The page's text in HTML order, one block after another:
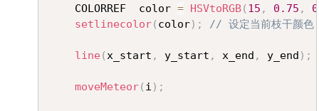
	COLORREF  color
= HSVtoRGB( 15 , 0.75 ,
setlinecolor( color) ; // 设定当前枝干颜色
line(x_start , y_start , x_end , y_end ) ;
moveMeteor( i ) ;